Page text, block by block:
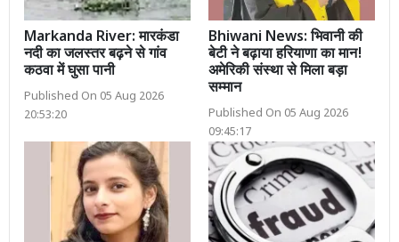
Markanda River: मारकंडा
नदी का जलस्तर बढ़ने से गांव
कठवा में घुसा पानी
Published On 05 Aug 2026
20:53:20
Bhiwani News: भिवानी की
बेटी ने बढ़ाया हरियाणा का मान!
अमेरिकी संस्था से मिला बड़ा
सम्मान
Published On 05 Aug 2026
09:45:17